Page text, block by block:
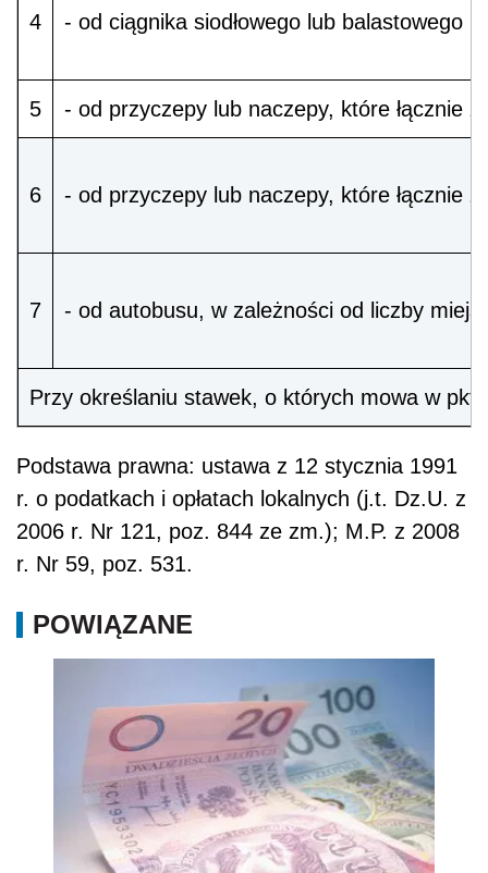
4 - od ciągnika siodłowego lub balastowego
5 - od przyczepy lub naczepy, które łącznie
6 - od przyczepy lub naczepy, które łącznie
7 - od autobusu, w zależności od liczby
Przy określaniu stawek, o których mowa w
Podstawa prawna: ustawa z 12 stycznia 1991
r. o podatkach i opłatach lokalnych (j.t. Dz.U. z
2006 r. Nr 121, poz. 844 ze zm.); M.P. z 2008
r. Nr 59, poz. 531.
POWIĄZANE